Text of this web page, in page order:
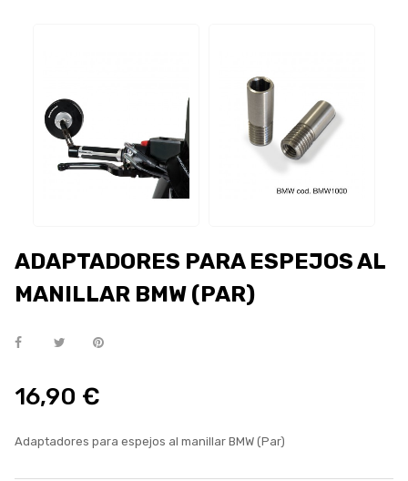
ADAPTADORES PARA ESPEJOS AL
MANILLAR BMW (PAR)
16,90 €
Adaptadores para espejos al manillar BMW (Par)